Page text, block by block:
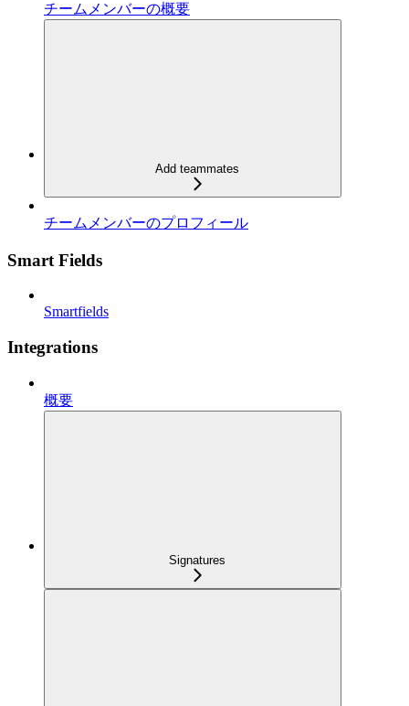
チームメンバーの概要
Add teammates
チームメンバーのプロフィール
Smart Fields
Smartfields
Integrations
概要
Signatures